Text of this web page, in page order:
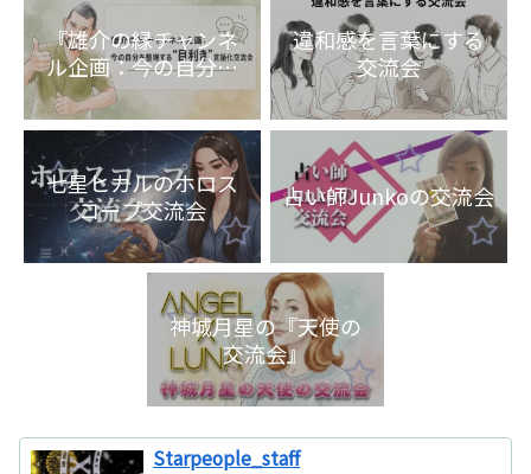
『雄介の縁チャンネ
ル企画：今の自分を
整理する“目利き”言
語化交流会』
違和感を言葉にする
交流会
七星ヒカルのホロス
コープ交流会
占い師Junkoの交流会
神城月星の『天使の
交流会』
Starpeople_staff